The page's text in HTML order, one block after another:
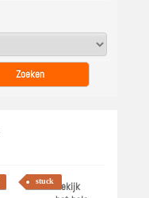
stuck Bekijk